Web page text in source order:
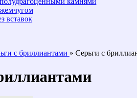
вставок
с бриллиантами » Серьги с